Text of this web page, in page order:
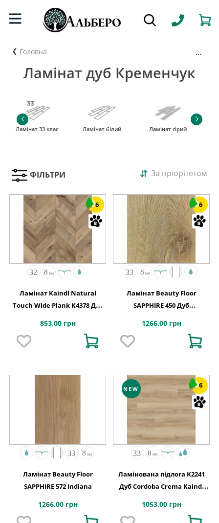
Головна ...
Ламінат дуб Кременчук
Ламінат 33 клас Ламінат білий Ламінат сірий
ФІЛЬТРИ За пріорітетом
6
Ламінат Kaindl Natural
Touch Wide Plank K4378 Дуб
853.00 грн
6
Ламінат Beauty Floor
SAPPHIRE 450 Дуб
1266.00 грн
Ламінат Beauty Floor
SAPPHIRE 572 Indiana
1266.00 грн
NEW 6
Ламінована підлога K2241
Дуб Cordoba Crema Kaindl
1053.00 грн